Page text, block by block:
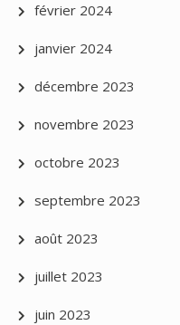
février 2024
janvier 2024
décembre 2023
novembre 2023
octobre 2023
septembre 2023
août 2023
juillet 2023
juin 2023